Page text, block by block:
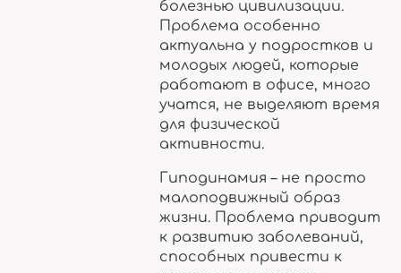
болезнью цивилизации.
Проблема особенно
актуальна у подростков и
молодых людей, которые
работают в офисе, много
учатся, не выделяют время
для физической
активности.
Гиподинамия – не просто
малоподвижный образ
жизни. Проблема приводит
к развитию заболеваний,
способных привести к